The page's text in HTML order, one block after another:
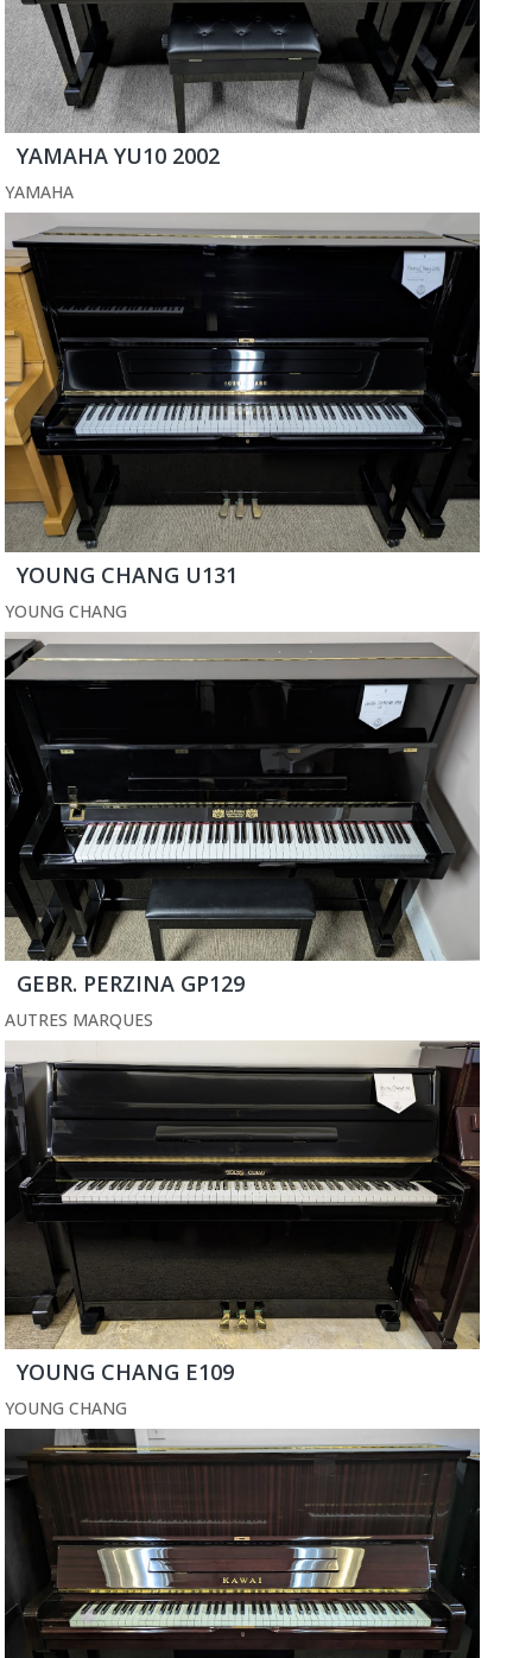
YAMAHA YU10 2002
YAMAHA
YOUNG CHANG U131
YOUNG CHANG
GEBR. PERZINA GP129
AUTRES MARQUES
YOUNG CHANG E109
YOUNG CHANG